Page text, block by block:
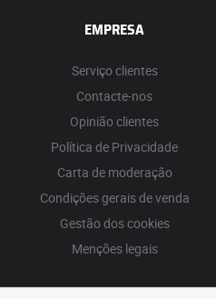
EMPRESA
Serviço clientes
Contacte-nos
Opinião clientes
Política de Privacidade
Carta de moderação
Condições gerais de venda
Gestão dos cookies
Menções legais